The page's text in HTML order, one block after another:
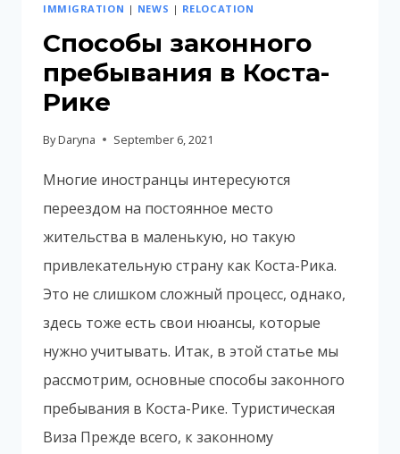
IMMIGRATION | NEWS | RELOCATION
Способы законного
пребывания в Коста-
Рике
ByDaryna September 6, 2021
Многие иностранцы интересуются
переездом на постоянное место
жительства в маленькую, но такую
привлекательную страну как Коста-Рика.
Это не слишком сложный процесс, однако,
здесь тоже есть свои нюансы, которые
нужно учитывать. Итак, в этой статье мы
рассмотрим, основные способы законного
пребывания в Коста-Рике. Туристическая
Виза Прежде всего, к законному